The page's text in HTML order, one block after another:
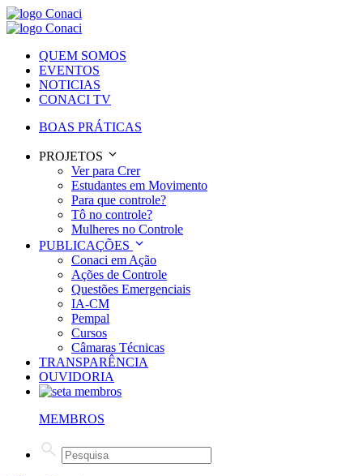
QUEM SOMOS
EVENTOS
NOTICIAS
CONACI TV
BOAS PRÁTICAS
PROJETOS
Ver para Crer
Estudantes em Movimento
Para que controle?
Tô no controle?
Mulheres no Controle
PUBLICAÇÕES
Conaci em Ação
Ações de Controle
Questões Emergenciais
IA-CM
Pempal
Cursos
Câmaras Técnicas
TRANSPARÊNCIA
OUVIDORIA
MEMBROS